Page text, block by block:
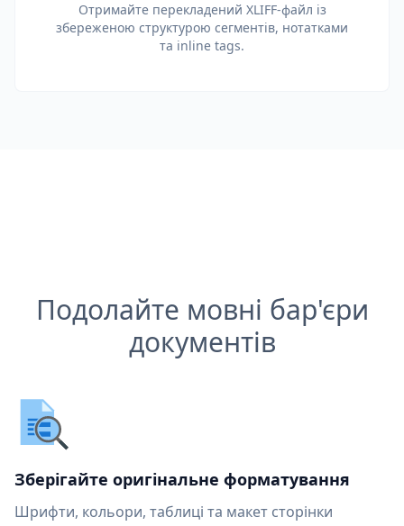
Отримайте перекладений XLIFF-файл із
збереженою структурою сегментів, нотатками
та inline tags.
Подолайте мовні бар'єри
документів
Зберігайте оригінальне форматування
Шрифти, кольори, таблиці та макет сторінки